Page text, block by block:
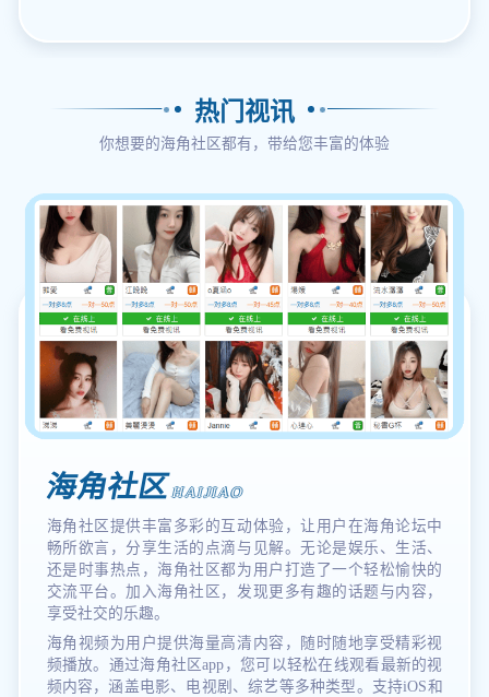
热门视讯
你想要的海角社区都有，带给您丰富的体验
海角社区HAIJIAO
海角社区提供丰富多彩的互动体验，让用户在海角论坛中
畅所欲言，分享生活的点滴与见解。无论是娱乐、生活、
还是时事热点，海角社区都为用户打造了一个轻松愉快的
交流平台。加入海角社区，发现更多有趣的话题与内容，
享受社交的乐趣。
海角视频为用户提供海量高清内容，随时随地享受精彩视
频播放。通过海角社区app，您可以轻松在线观看最新的视
频内容，涵盖电影、电视剧、综艺等多种类型。支持iOS和